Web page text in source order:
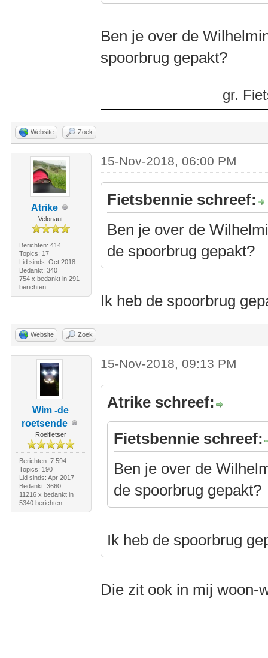
Ben je over de
spoorbrug gepakt?
gr.
Website Zoek
Atrike
Velonaut
Berichten: 414
Topics: 17
Lid sinds: Oct 2018
Bedankt: 340
754 x bedankt in 291
berichten
15-Nov-2018, 06:00 PM
Fietsbennie schreef:
Ben je over de
de spoorbrug gepakt?
Ik heb de spoorbrug
Website Zoek
Wim -de
roetsende
Roeifietser
Berichten: 7.594
Topics: 190
Lid sinds: Apr 2017
Bedankt: 3660
11216 x bedankt in
5340 berichten
15-Nov-2018, 09:13 PM
Atrike schreef:
Fietsbennie schreef:
Ben je over de
de spoorbrug gepakt?
Ik heb de spoorbrug
Die zit ook in mij woon-